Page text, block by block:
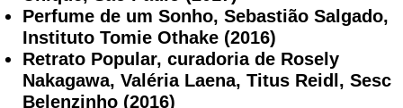
Perfume de um Sonho, Sebastião Salgado,
Instituto Tomie Othake (2016)
Retrato Popular, curadoria de Rosely
Nakagawa, Valéria Laena, Titus Reidl, Sesc
Belenzinho (2016)